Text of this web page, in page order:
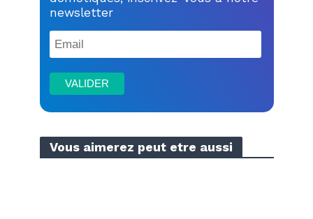
newsletter
Vous aimerez peut etre aussi